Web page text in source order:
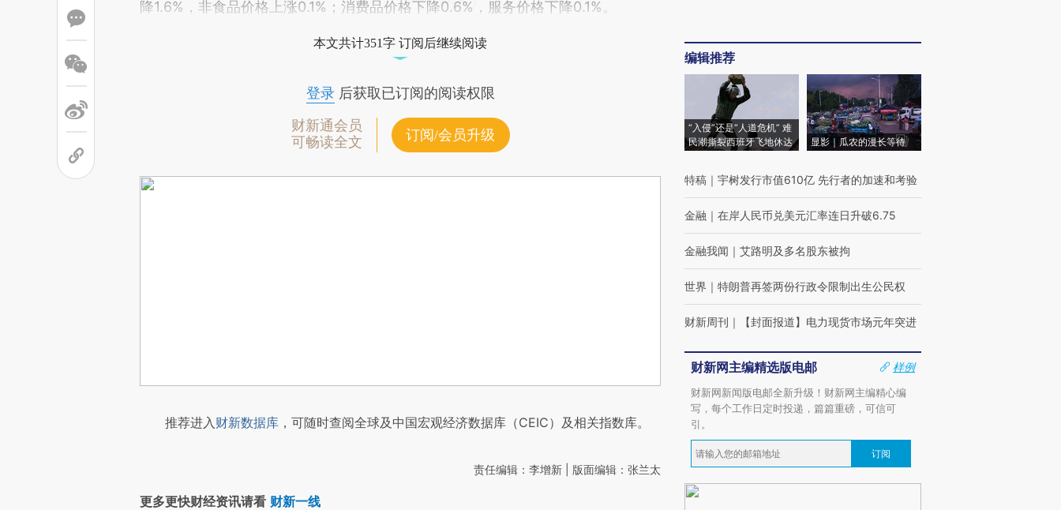
降1.6%，非食品价格上涨0.1%；消费品价格下降0.6%，服务价格下降0.1%。
本文共计351字 订阅后继续阅读
登录后获取已订阅的阅读权限
财新通会员
可畅读全文
订阅/会员升级
推荐进入财新数据库 ，可随时查阅全球及中国宏观经济数据库（CEIC）及相关指数库。
责任编辑：李增新 | 版面编辑：张兰太
更多更快财经资讯请看 财新一线
编辑推荐
“入侵”还是“人道危机” 难
民潮撕裂西班牙飞地休达
显影｜瓜农的漫长等待
特稿 ｜ 宇树发行市值610亿 先行者的加速和考验
金融 ｜ 在岸人民币兑美元汇率连日升破6.75
金融我闻 ｜ 艾路明及多名股东被拘
世界 ｜ 特朗普再签两份行政令限制出生公民权
财新周刊 ｜ 【封面报道】电力现货市场元年突进
财新网主编精选版电邮
样例
财新网新闻版电邮全新升级！财新网主编精心编
写，每个工作日定时投递，篇篇重磅，可信可
引。
订阅